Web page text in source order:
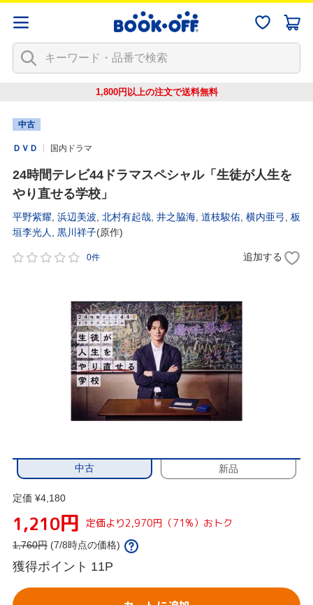
1,800円以上の注文で送料無料
中古
ＤＶＤ 国内ドラマ
24時間テレビ44ドラマスペシャル「生徒が人生を
やり直せる学校」
平野紫耀 浜辺美波 北村有起哉 井之脇海 道枝駿佑 横内亜弓
板
垣李光人
黒川祥子(原作)
0件 追加する
中古 新品
定価 ¥4,180
1,210円 定価より2,970円（71%）おトク
1,760円 (7/8時点の価格)
獲得ポイント 11P